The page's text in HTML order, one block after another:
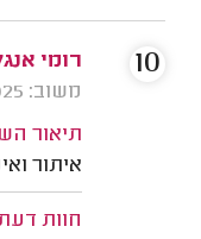
רומי
משוב: 04/05/2025
תיאור
איתור
חוות
10